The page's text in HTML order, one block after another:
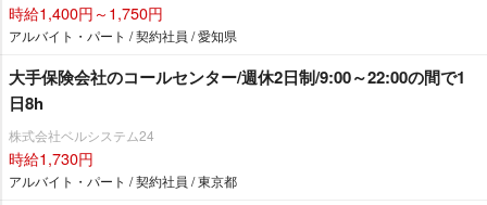
時給1,400円～1,750円
アルバイト・パート / 契約社員 / 愛知県
大手保険会社のコールセンター/週休2日制/9:00～22:00の間で1
日8h
株式会社ベルシステム24
時給1,730円
アルバイト・パート / 契約社員 / 東京都